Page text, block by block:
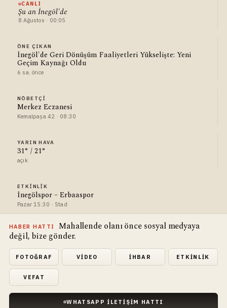
CANLI
Şu an İnegöl'de
8 Ağustos · 00:05
ÖNE ÇIKAN
İnegöl'de Geri Dönüşüm Faaliyetleri Yükselişte: Yeni
Geçim Kaynağı Oldu
6 sa. önce
NÖBETÇI
Merkez Eczanesi
Kemalpaşa 42 · 08:30
YARIN HAVA
31° / 21°
açık
ETKINLIK
İnegölspor – Erbaaspor
Pazar 15:30 · Stad
HABER HATTI
Mahallende olanı önce sosyal medyaya
değil, bize gönder.
FOTOĞRAF VIDEO İHBAR ETKINLIK
VEFAT
WHATSAPP İLETIŞIM HATTI